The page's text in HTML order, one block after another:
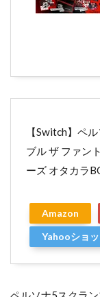
【Switch】ペ
ブル ザ ファン
ーズ オタカラ
Amazon
Yahooショ